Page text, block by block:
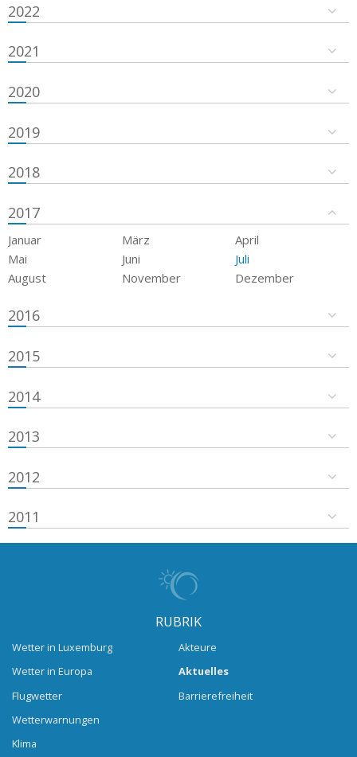
2022
2021
2020
2019
2018
2017
Januar März
April
Mai
Juni
Juli
August
November Dezember
2016
2015
2014
2013
2012
2011
RUBRIK
Wetter in Luxemburg
Wetter in Europa
Flugwetter
Wetterwarnungen
Klima
Akteure
Aktuelles
Barrierefreiheit